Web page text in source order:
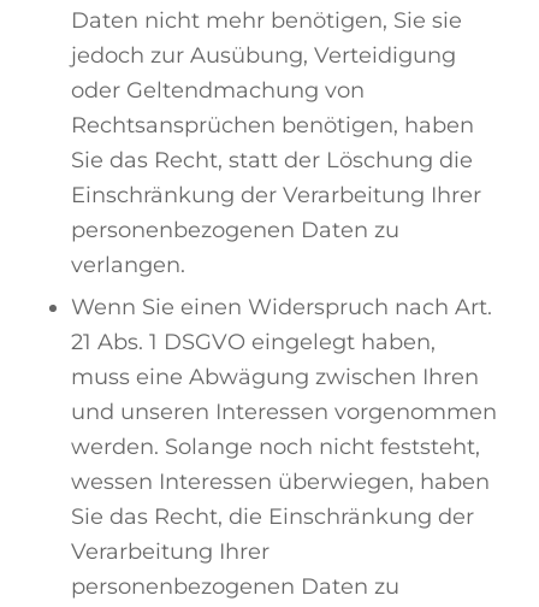
Daten nicht mehr benötigen, Sie sie
jedoch zur Ausübung, Verteidigung
oder Geltendmachung von
Rechtsansprüchen benötigen, haben
Sie das Recht, statt der Löschung die
Einschränkung der Verarbeitung Ihrer
personenbezogenen Daten zu
verlangen.
Wenn Sie einen Widerspruch nach Art.
21 Abs. 1 DSGVO eingelegt haben,
muss eine Abwägung zwischen Ihren
und unseren Interessen vorgenommen
werden. Solange noch nicht feststeht,
wessen Interessen überwiegen, haben
Sie das Recht, die Einschränkung der
Verarbeitung Ihrer
personenbezogenen Daten zu